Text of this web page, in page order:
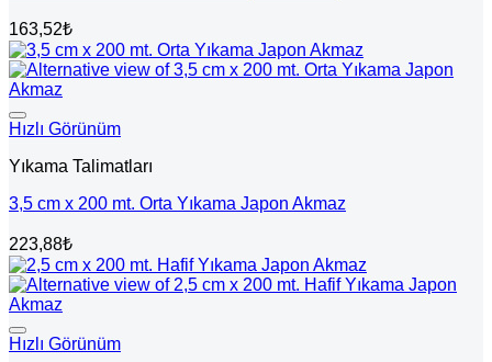
163,52₺
Hızlı Görünüm
Yıkama Talimatları
3,5 cm x 200 mt. Orta Yıkama Japon Akmaz
223,88₺
Hızlı Görünüm